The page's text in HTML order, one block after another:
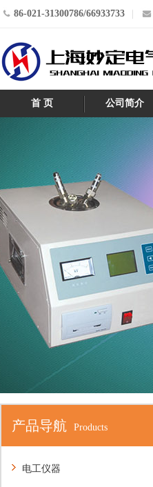
86-021-31300786/66933733
首 页 公司简介
产品导航 Products
电工仪器